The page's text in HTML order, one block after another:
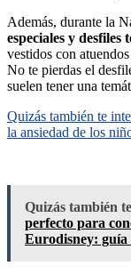
Además, durante la
especiales y desfiles
vestidos con
No te pierdas el
suelen tener una
Quizás también te
la ansiedad de los
Quizás también
perfecto para
Eurodisney: guía